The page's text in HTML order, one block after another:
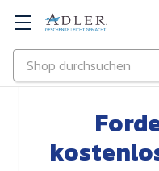
Zu Hauptinhalt springen
Suchen